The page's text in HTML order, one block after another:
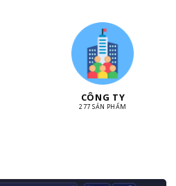
CÔNG TY
277 SẢN PHẨM